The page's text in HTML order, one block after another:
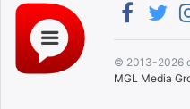
© 2013-2026
MGL Media